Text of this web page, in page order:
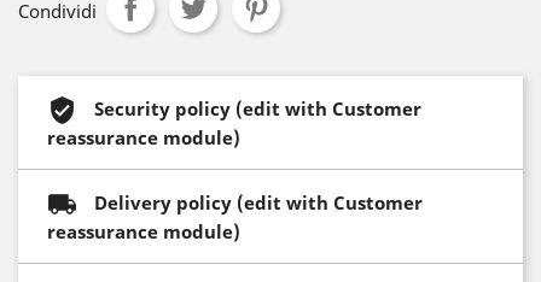
Condividi
Security policy (edit with Customer
reassurance module)
Delivery policy (edit with Customer
reassurance module)